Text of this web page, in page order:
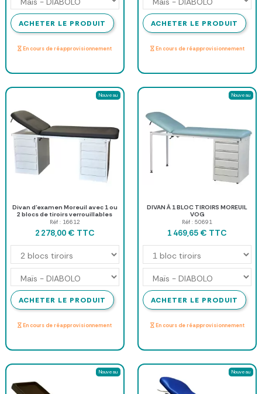
ACHETER LE PRODUIT
En cours de réapprovisionnement
ACHETER LE PRODUIT
En cours de réapprovisionnement
Nouveau
Divan d’examen Moreuil avec 1 ou
2 blocs de tiroirs verrouillables
Réf : 16612
2 278,00 € TTC
ACHETER LE PRODUIT
En cours de réapprovisionnement
Nouveau
DIVAN À 1 BLOC TIROIRS MOREUIL
VOG
Réf : 50691
1 469,65 € TTC
ACHETER LE PRODUIT
En cours de réapprovisionnement
Nouveau Nouveau